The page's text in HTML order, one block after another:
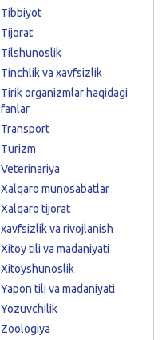
Tibbiyot
Tijorat
Tilshunoslik
Tinchlik va xavfsizlik
Tirik organizmlar haqidagi
fanlar
Transport
Turizm
Veterinariya
Xalqaro munosabatlar
Xalqaro tijorat
xavfsizlik va rivojlanish
Xitoy tili va madaniyati
Xitoyshunoslik
Yapon tili va madaniyati
Yozuvchilik
Zoologiya